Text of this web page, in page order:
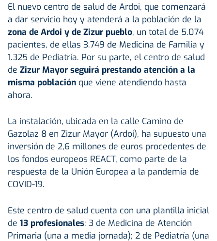
El nuevo centro de salud de Ardoi, que comenzará
a dar servicio hoy y atenderá a la población de la
zona de Ardoi y de Zizur pueblo, un total de 5.074
pacientes, de ellas 3.749 de Medicina de Familia y
1.325 de Pediatría. Por su parte, el centro de salud
de Zizur Mayor seguirá prestando atención a la
misma población que viene atendiendo hasta
ahora.
La instalación, ubicada en la calle Camino de
Gazolaz 8 en Zizur Mayor (Ardoi), ha supuesto una
inversión de 2,6 millones de euros procedentes de
los fondos europeos REACT, como parte de la
respuesta de la Unión Europea a la pandemia de
COVID-19.
Este centro de salud cuenta con una plantilla inicial
de 13 profesionales: 3 de Medicina de Atención
Primaria (una a media jornada); 2 de Pediatría (una